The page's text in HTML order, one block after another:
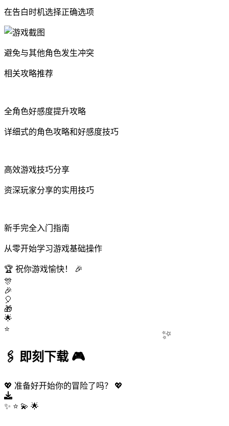
在告白时机选择正确选项
避免与其他角色发生冲突
相关攻略推荐
全角色好感度提升攻略
详细式的角色攻略和好感度技巧
高效游戏技巧分享
资深玩家分享的实用技巧
新手完全入门指南
从零开始学习游戏基础操作
🏆 祝你游戏愉快！
🎉
🎊
🎉
🎈
🎁
🌟
⭐
🖇️ 即刻下载 🎮
💖 准备好开始你的冒险了吗？ 💖
✨ ⭐ 💫 🌟